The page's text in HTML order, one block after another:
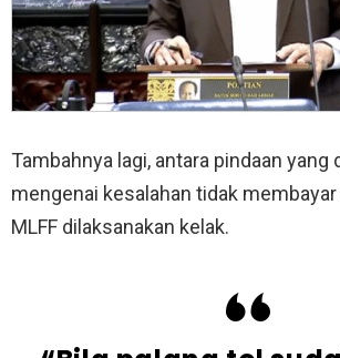
Tambahnya lagi, antara pindaan yang
mengenai kesalahan tidak
MLFF dilaksanakan kelak.